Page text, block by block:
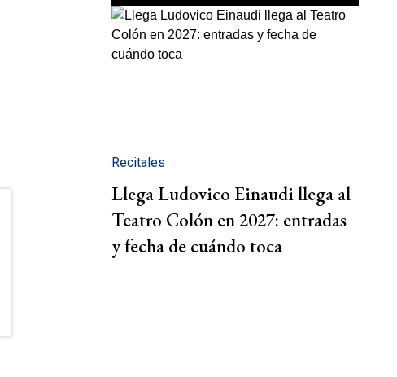
Recitales
Llega Ludovico Einaudi llega al
Teatro Colón en 2027: entradas
y fecha de cuándo toca